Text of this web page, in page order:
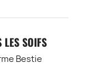
SOIFS
Bestie